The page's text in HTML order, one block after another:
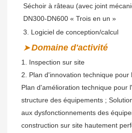
Séchoir à râteau (avec joint
DN300-DN600 « Trois en un »
3. Logiciel de conception/calcul
➤ Domaine d'activité
1. Inspection sur site
2. Plan d'innovation technique pour
Plan d'amélioration technique pour
structure des équipements ;
aux dysfonctionnements des
construction sur site hautement